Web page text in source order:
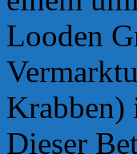
Looden
Krabben)
Dieser